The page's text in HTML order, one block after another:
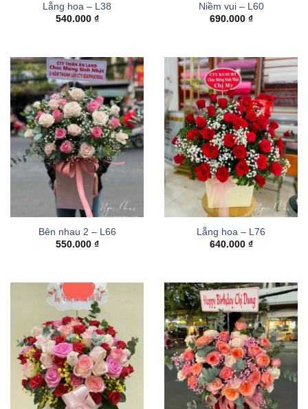
Lẵng hoa – L38
540.000 ₫
Niềm vui – L60
690.000 ₫
Bên nhau 2 – L66
550.000 ₫
Lẵng hoa – L76
640.000 ₫